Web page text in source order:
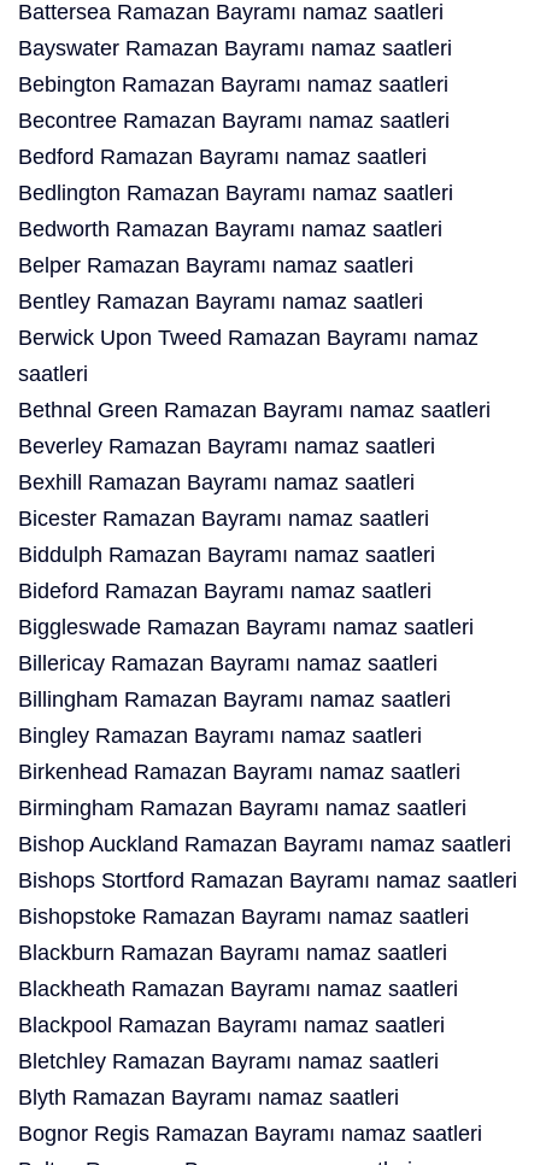
Battersea Ramazan Bayramı namaz saatleri
Bayswater Ramazan Bayramı namaz saatleri
Bebington Ramazan Bayramı namaz saatleri
Becontree Ramazan Bayramı namaz saatleri
Bedford Ramazan Bayramı namaz saatleri
Bedlington Ramazan Bayramı namaz saatleri
Bedworth Ramazan Bayramı namaz saatleri
Belper Ramazan Bayramı namaz saatleri
Bentley Ramazan Bayramı namaz saatleri
Berwick Upon Tweed Ramazan Bayramı namaz
saatleri
Bethnal Green Ramazan Bayramı namaz saatleri
Beverley Ramazan Bayramı namaz saatleri
Bexhill Ramazan Bayramı namaz saatleri
Bicester Ramazan Bayramı namaz saatleri
Biddulph Ramazan Bayramı namaz saatleri
Bideford Ramazan Bayramı namaz saatleri
Biggleswade Ramazan Bayramı namaz saatleri
Billericay Ramazan Bayramı namaz saatleri
Billingham Ramazan Bayramı namaz saatleri
Bingley Ramazan Bayramı namaz saatleri
Birkenhead Ramazan Bayramı namaz saatleri
Birmingham Ramazan Bayramı namaz saatleri
Bishop Auckland Ramazan Bayramı namaz saatleri
Bishops Stortford Ramazan Bayramı namaz saatleri
Bishopstoke Ramazan Bayramı namaz saatleri
Blackburn Ramazan Bayramı namaz saatleri
Blackheath Ramazan Bayramı namaz saatleri
Blackpool Ramazan Bayramı namaz saatleri
Bletchley Ramazan Bayramı namaz saatleri
Blyth Ramazan Bayramı namaz saatleri
Bognor Regis Ramazan Bayramı namaz saatleri